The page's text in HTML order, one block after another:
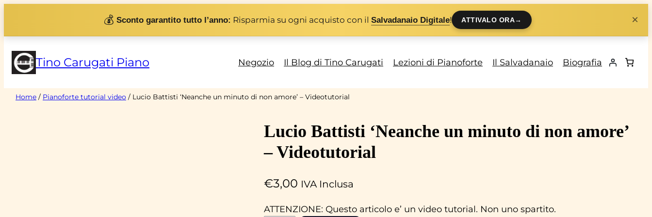
contenuto
💰 Sconto garantito tutto l’anno: Risparmia su ogni acquisto con ilSalvadanaio Digitale! ATTIVALO ORA→ ×
Tino Carugati Piano Negozio Il Blog di Tino Carugati Lezioni di Pianoforte Il Salvadanaio Biografia
Home / Pianoforte tutorial video / Lucio Battisti ‘Neanche un minuto di non amore’ – Videotutorial
Lucio Battisti ‘Neanche un minuto di non amore’
– Videotutorial
€3,00 IVA Inclusa
ATTENZIONE: Questo articolo e’ un video tutorial. Non uno spartito.